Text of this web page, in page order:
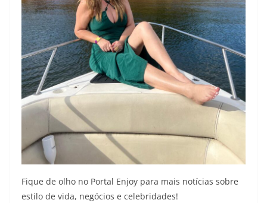
Fique de olho no Portal Enjoy para mais notícias sobre
estilo de vida, negócios e celebridades!